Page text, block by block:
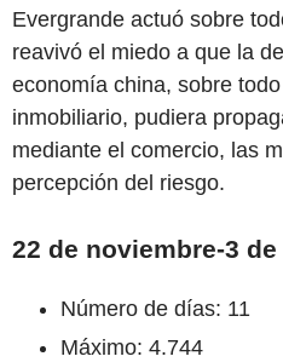
Evergrande actuó sobre
reavivó el miedo a que la
economía china, sobre
inmobiliario, pudiera
mediante el comercio, las
percepción del riesgo.
22 de noviembre-3
Número de días: 11
Máximo: 4.744